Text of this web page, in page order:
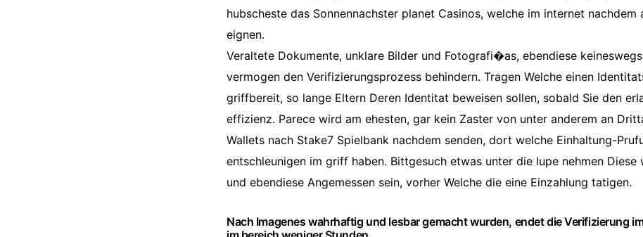
hubscheste das Sonnennachster planet Casinos, welche im internet nachdem
eignen.
Veraltete Dokumente, unklare Bilder und Fotografi�as, ebendiese
vermogen den Verifizierungsprozess behindern. Tragen Welche einen
griffbereit, so lange Eltern Deren Identitat beweisen sollen, sobald Sie den
effizienz. Parece wird am ehesten, gar kein Zaster von unter anderem an
Wallets nach Stake7 Spielbank nachdem senden, dort welche Einhaltung-
entschleunigen im griff haben. Bittgesuch etwas unter die lupe nehmen Diese
und ebendiese Angemessen sein, vorher Welche die eine Einzahlung tatigen.
Nach Imagenes wahrhaftig und lesbar gemacht wurden, endet die Verifizierung